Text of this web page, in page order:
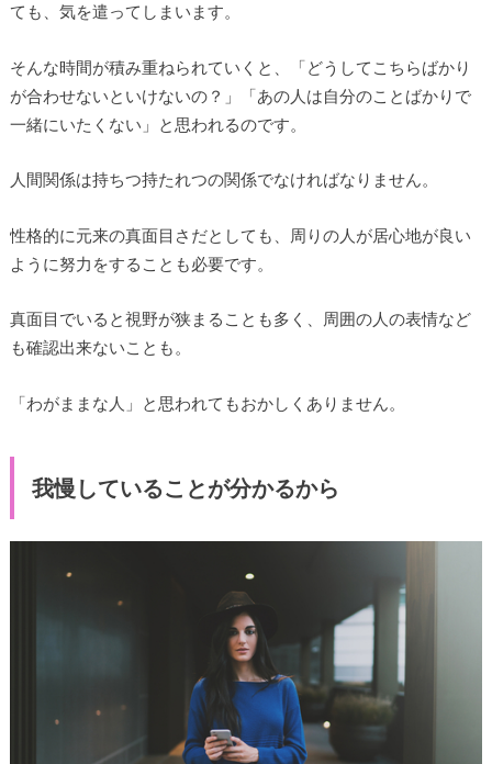
ても、気を遣ってしまいます。
そんな時間が積み重ねられていくと、「どうしてこちらばかり
が合わせないといけないの？」「あの人は自分のことばかりで
一緒にいたくない」と思われるのです。
人間関係は持ちつ持たれつの関係でなければなりません。
性格的に元来の真面目さだとしても、周りの人が居心地が良い
ように努力をすることも必要です。
真面目でいると視野が狭まることも多く、周囲の人の表情など
も確認出来ないことも。
「わがままな人」と思われてもおかしくありません。
我慢していることが分かるから